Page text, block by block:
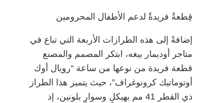
قِطعةٌ فريدةٌ لدعم الأطفال المحرومين
إضافةً إلى هذه الطرازات الأربعة التي تباع في
متاجر أوديمار بيغه، ابتكر المصمم والمصنع
قطعة فريدة من نوعها من ساعة “رويال أوك
أوتوماتيك كرونوغراف”، حيث يتميز هذا الطراز
ذي القطر 41 مم بهيكلٍ وسوارٍ بلونين، إذ